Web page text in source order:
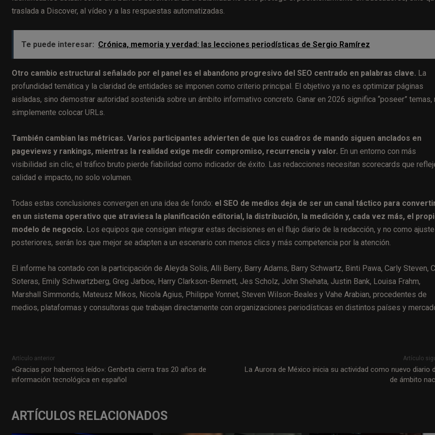
traslada a Discover, al vídeo y a las respuestas automatizadas.
Te puede interesar: Crónica, memoria y verdad: las lecciones periodísticas de Sergio Ramírez
Otro cambio estructural señalado por el panel es el abandono progresivo del SEO centrado en palabras clave. La
profundidad temática y la claridad de entidades se imponen como criterio principal. El objetivo ya no es optimizar páginas
aisladas, sino demostrar autoridad sostenida sobre un ámbito informativo concreto. Ganar en 2026 significa “poseer” temas,
simplemente colocar URLs.
También cambian las métricas. Varios participantes advierten de que los cuadros de mando siguen anclados en
pageviews y rankings, mientras la realidad exige medir compromiso, recurrencia y valor. En un entorno con más
visibilidad sin clic, el tráfico bruto pierde fiabilidad como indicador de éxito. Las redacciones necesitan scorecards que
calidad e impacto, no solo volumen.
Todas estas conclusiones convergen en una idea de fondo: el SEO de medios deja de ser un canal táctico para
en un sistema operativo que atraviesa la planificación editorial, la distribución, la medición y, cada vez más, el
modelo de negocio. Los equipos que consigan integrar estas decisiones en el flujo diario de la redacción, y no como
posteriores, serán los que mejor se adapten a un escenario con menos clics y más competencia por la atención.
El informe ha contado con la participación de Aleyda Solis, Alli Berry, Barry Adams, Barry Schwartz, Binti Pawa, Carly Steven,
Soteras, Emily Schwartzberg, Greg Jarboe, Harry Clarkson-Bennett, Jes Scholz, John Shehata, Justin Bank, Louisa Frahm,
Marshall Simmonds, Mateusz Mikos, Nicola Agius, Philippe Yonnet, Steven Wilson-Beales y Vahe Arabian, procedentes de
medios, plataformas y consultoras que trabajan directamente con organizaciones periodísticas en distintos países y
Artículo anterior
«Gracias por habernos leído»: Genbeta cierra tras 20 años de
información tecnológica en español
Artículo
La Aurora de México inicia su actividad como nuevo diario
de ámbito
ARTÍCULOS RELACIONADOS